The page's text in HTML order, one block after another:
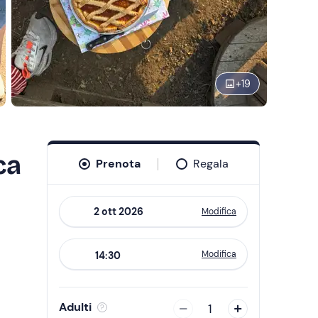
+19
Prenota Regala
forward
to
interact
with
Modifica
14:30 Modifica
Adulti 1